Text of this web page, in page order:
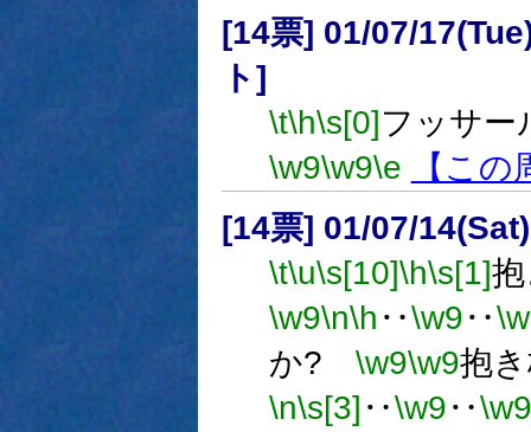
[14票] 01/07/
ト]
\t\h\s[0] フッサー
\w9\w9\e
【こ
[14票] 01/07/
\t\u\s[10]\h\s[1]
\w9\n\h ‥\w9‥
か? \w9\w9抱
\n\s[3] ‥\w9‥\w9